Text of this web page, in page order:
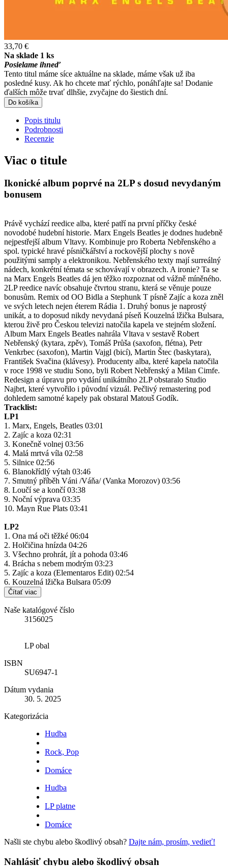
33,70 €
Na sklade 1 ks
Posielame ihneď
Tento titul máme síce aktuálne na sklade, máme však už iba
posledné kusy. Ak ho chcete mať rýchlo, ponáhľajte sa! Dodanie
ďalších môže trvať dlhšie, zvyčajne do šiestich dní.
Do košíka
Popis titulu
Podrobnosti
Recenzie
Viac o titule
Ikonické album poprvé na 2LP s dosud nevydaným
bonusem
Právě vychází reedice alba, které patří na první příčky české
novodobé hudební historie. Marx Engels Beatles je dodnes hudebně
nejpestřejší album Vltavy. Kombinuje pro Roberta Nebřenského a
spol. typické hravé písničkářství a rockovější plochy s nově
použitými samply a elektronikou. Nebřenského texty mají surreálný
nádech, konkrétní témata se schovávají v obrazech. A ironie? Ta se
na Marx Engels Beatles dá jen těžko rozpoznat od vážně míněného.
2LP reedice navíc obsahuje čtvrtou stranu, která se věnuje pouze
bonusům. Remix od OO Bidla a Stephunk T písně Zajíc a koza zněl
ve svých letech nejen éterem Rádia 1. Druhý bonus je naprostý
unikát, a to doposud nikdy nevydaná píseň Kouzelná lžička Bulsara,
kterou živě pro Českou televizi natočila kapela ve stejném složení.
Album Marx Engels Beatles nahrála Vltava v sestavě Robert
Nebřenský (kytara, zpěv), Tomáš Průša (saxofon, flétna), Petr
Venkrbec (saxofon), Martin Vajgl (bicí), Martin Štec (baskytara),
František Svačina (klávesy). Producenty alba, které kapela natočila
v roce 1998 ve studiu Sono, byli Robert Nebřenský a Milan Cimfe.
Redesign a úpravu pro vydání unikátního 2LP obstaralo Studio
Najbrt, které vytvořilo i původní vizuál. Pečlivý remastering pod
dohledem samotné kapely pak obstaral Matouš Godík.
Tracklist:
LP1
1. Marx, Engels, Beatles 03:01
2. Zajíc a koza 02:31
3. Konečně volnej 03:56
4. Malá mrtvá víla 02:58
5. Silnice 02:56
6. Blanokřídlý výtah 03:46
7. Smutný příběh Váni /Váňa/ (Vanka Morozov) 03:56
8. Loučí se a končí 03:38
9. Noční výprava 03:35
10. Mayn Rue Plats 03:41
LP2
1. Ona má oči těžké 06:04
2. Holčičina hnízda 04:26
3. Všechno prohrát, jít a pohoda 03:46
4. Brácha s nebem modrým 03:23
5. Zajíc a koza (Elementaros Edit) 02:54
6. Kouzelná lžička Bulsara 05:09
Čítať viac
Naše katalógové číslo
3156025
LP obal
ISBN
SU6947-1
Dátum vydania
30. 5. 2025
Kategorizácia
Hudba
Rock, Pop
Domáce
Hudba
LP platne
Domáce
Našli ste chybu alebo škodlivý obsah? Dajte nám, prosím, vedieť!
Nahlásiť chybu alebo škodlivý obsah